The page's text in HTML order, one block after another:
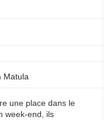
Matula
une place dans le
week-end, ils